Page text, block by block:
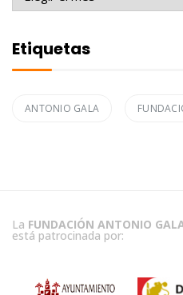
Etiquetas
ANTONIO GALA
La FUNDACIÓN ANTONIO
está patrocinada por: